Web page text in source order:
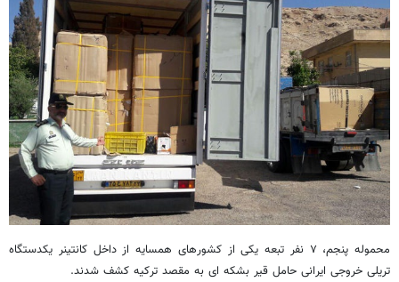
محموله پنجم، ۷ نفر تبعه یکی از کشورهای همسایه از داخل کانتینر یکدستگاه
تریلی خروجی ایرانی حامل قیر بشکه ای به مقصد ترکیه کشف شدند.